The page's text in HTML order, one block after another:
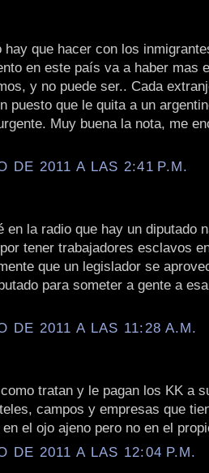
hay que hacer con los
en este país va a haber mas
y no puede ser.. Cada
puesto que le quita a un
Muy buena la nota, me
DE 2011 A LAS 2:41 P.M.
en la radio que hay un diputado
tener trabajadores esclavos
que un legislador se
para someter a gente a
DE 2011 A LAS 11:28 A.M.
tratan y le pagan los KK a
campos y empresas que
el ojo ajeno pero no en el
DE 2011 A LAS 12:04 P.M.